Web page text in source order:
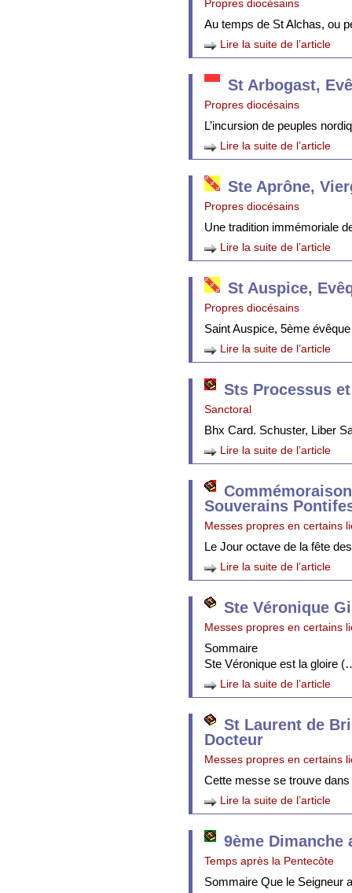
Propres diocésains
Au temps de St Alchas, ou
Lire la suite de l’article
St Arbogast,
Propres diocésains
L’incursion de peuples
Lire la suite de l’article
Ste Aprône,
Propres diocésains
Une tradition immémoriale
Lire la suite de l’article
St Auspice,
Propres diocésains
Saint Auspice, 5ème
Lire la suite de l’article
Sts Processus
Sanctoral
Bhx Card. Schuster, Liber
Lire la suite de l’article
Souverains
Messes propres en certains
Le Jour octave de la fête
Lire la suite de l’article
Ste Véronique
Messes propres en certains
Sommaire
Ste Véronique est la gloire
Lire la suite de l’article
St Laurent de
Docteur
Messes propres en certains
Cette messe se trouve
Lire la suite de l’article
9ème Dimanche
Temps après la Pentecôte
Sommaire Que le Seigneur